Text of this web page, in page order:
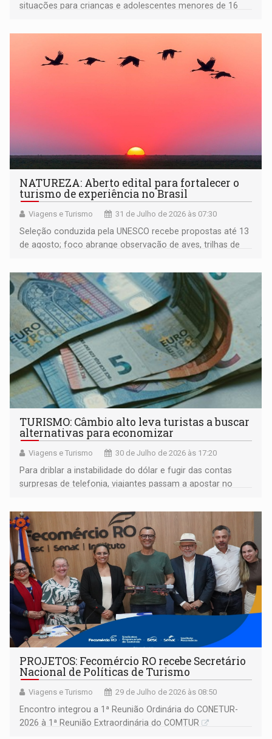
situações para crianças e adolescentes menores de 16
NATUREZA: Aberto edital para fortalecer o
turismo de experiência no Brasil
Viagens e Turismo 31 de Julho de 2026 às 07:30
Seleção conduzida pela UNESCO recebe propostas até 13
de agosto; foco abrange observação de aves, trilhas de
TURISMO: Câmbio alto leva turistas a buscar
alternativas para economizar
Viagens e Turismo 30 de Julho de 2026 às 17:20
Para driblar a instabilidade do dólar e fugir das contas
surpresas de telefonia, viajantes passam a apostar no
das férias no exterior
PROJETOS: Fecomércio RO recebe Secretário
Nacional de Políticas de Turismo
Viagens e Turismo 29 de Julho de 2026 às 08:50
Encontro integrou a 1ª Reunião Ordinária do CONETUR-
2026 à 1ª Reunião Extraordinária do COMTUR